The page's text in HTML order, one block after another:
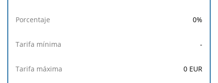
0%
-
0 EUR